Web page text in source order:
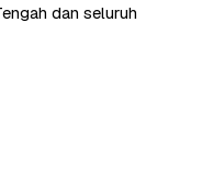
dan seluruh